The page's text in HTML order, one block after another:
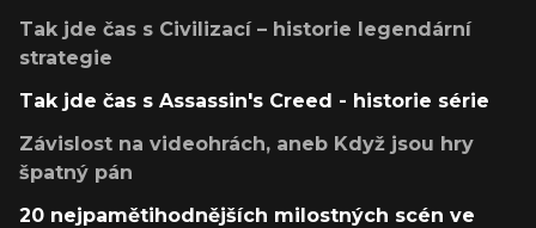
Tak jde čas s Civilizací – historie legendární
strategie
Tak jde čas s Assassin's Creed - historie série
Závislost na videohrách, aneb Když jsou hry
špatný pán
20 nejpamětihodnějších milostných scén ve